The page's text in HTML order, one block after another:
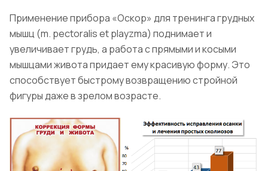
Применение прибора «Оскор» для тренинга грудных
мышц (m. pectoralis et playzma) поднимает и
увеличивает грудь, а работа с прямыми и косыми
мышцами живота придает ему красивую форму. Это
способствует быстрому возвращению стройной
фигуры даже в зрелом возрасте.